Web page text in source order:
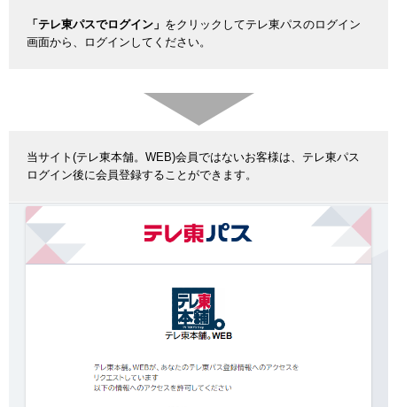
「テレ東パスでログイン」 をクリックしてテレ東パスのログイン
画面から、ログインしてください。
当サイト(テレ東本舗。WEB)会員ではないお客様は、テレ東パス
ログイン後に会員登録することができます。